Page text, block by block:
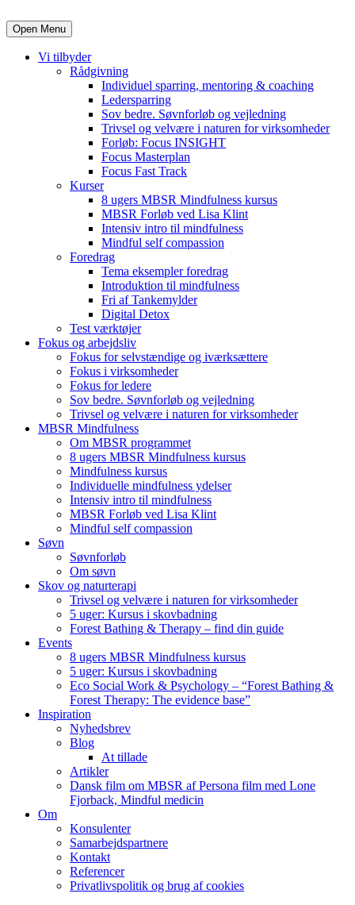
Open Menu
Vi tilbyder
Rådgivning
Individuel sparring, mentoring & coaching
Ledersparring
Sov bedre. Søvnforløb og vejledning
Trivsel og velvære i naturen for virksomheder
Forløb: Focus INSIGHT
Focus Masterplan
Focus Fast Track
Kurser
8 ugers MBSR Mindfulness kursus
MBSR Forløb ved Lisa Klint
Intensiv intro til mindfulness
Mindful self compassion
Foredrag
Tema eksempler foredrag
Introduktion til mindfulness
Fri af Tankemylder
Digital Detox
Test værktøjer
Fokus og arbejdsliv
Fokus for selvstændige og iværksættere
Fokus i virksomheder
Fokus for ledere
Sov bedre. Søvnforløb og vejledning
Trivsel og velvære i naturen for virksomheder
MBSR Mindfulness
Om MBSR programmet
8 ugers MBSR Mindfulness kursus
Mindfulness kursus
Individuelle mindfulness ydelser
Intensiv intro til mindfulness
MBSR Forløb ved Lisa Klint
Mindful self compassion
Søvn
Søvnforløb
Om søvn
Skov og naturterapi
Trivsel og velvære i naturen for virksomheder
5 uger: Kursus i skovbadning
Forest Bathing & Therapy – find din guide
Events
8 ugers MBSR Mindfulness kursus
5 uger: Kursus i skovbadning
Eco Social Work & Psychology – “Forest Bathing &
Forest Therapy: The evidence base”
Inspiration
Nyhedsbrev
Blog
At tillade
Artikler
Dansk film om MBSR af Persona film med Lone
Fjorback, Mindful medicin
Om
Konsulenter
Samarbejdspartnere
Kontakt
Referencer
Privatlivspolitik og brug af cookies